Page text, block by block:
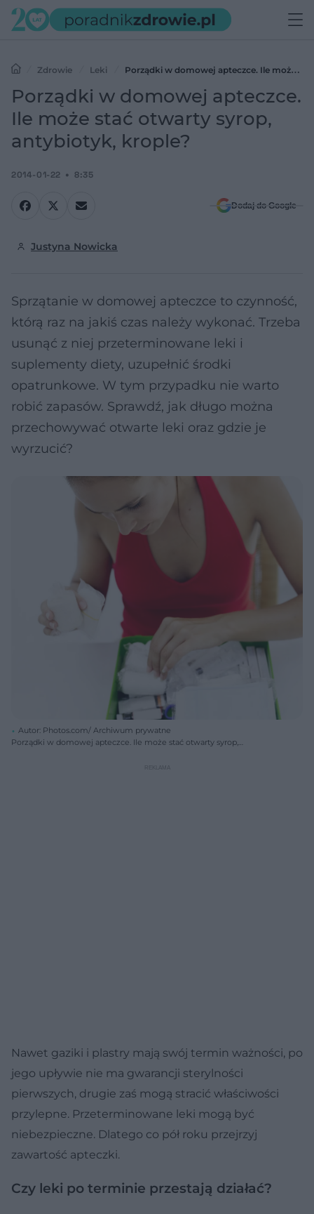
Zdrowie Leki
Porządki w domowej apteczce. Ile może
stać otwarty syrop, antybiotyk, krople?
Porządki w domowej apteczce.
Ile może stać otwarty syrop,
antybiotyk, krople?
2014-01-22 8:35
Dodaj do Google
Justyna Nowicka
Sprzątanie w domowej apteczce to czynność,
którą raz na jakiś czas należy wykonać. Trzeba
usunąć z niej przeterminowane leki i
suplementy diety, uzupełnić środki
opatrunkowe. W tym przypadku nie warto
robić zapasów. Sprawdź, jak długo można
przechowywać otwarte leki oraz gdzie je
wyrzucić?
Autor: Photos.com/ Archiwum prywatne
Porządki w domowej apteczce. Ile może stać otwarty syrop,
Nawet gaziki i plastry mają swój termin ważności, po
jego upływie nie ma gwarancji sterylności
pierwszych, drugie zaś mogą stracić właściwości
przylepne. Przeterminowane leki mogą być
niebezpieczne. Dlatego co pół roku przejrzyj
zawartość apteczki.
Czy leki po terminie przestają działać?